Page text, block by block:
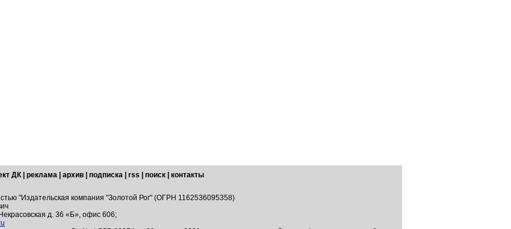
ДК реклама архив подписка rss поиск
контакты
"Издательская компания "Золотой Рог" (ОГРН 1162536095358)
д. 36 «Б», офис 606;